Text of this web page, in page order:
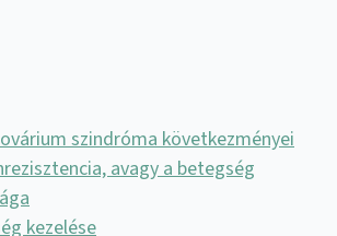
szindróma következményei
avagy a betegség
kezelése